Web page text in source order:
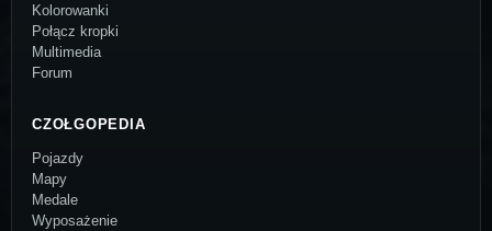
Kolorowanki
Połącz kropki
Multimedia
Forum
CZOŁGOPEDIA
Pojazdy
Mapy
Medale
Wyposażenie